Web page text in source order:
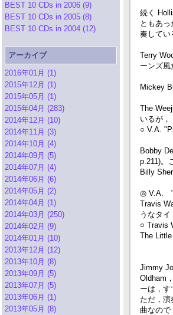
BEST 10 CDs in 2006 (9)
BEST 10 CDs in 2005 (8)
BEST 10 CDs in 2004 (12)
アーカイブ
2016年01月 (1)
2015年12月 (1)
2015年05月 (1)
2015年04月 (283)
2014年12月 (10)
2014年11月 (3)
2014年10月 (4)
2014年09月 (5)
2014年07月 (4)
2014年06月 (6)
2014年05月 (2)
2014年04月 (1)
2014年03月 (250)
2014年02月 (9)
2014年01月 (10)
2013年12月 (12)
2013年10月 (8)
2013年09月 (5)
2013年07月 (5)
2013年06月 (1)
2013年05月 (8)
続く
ともあ
奏してい
Terry
ーンズ風
Mickey
The
いるが，
○ V.A.
Bobby
p.211)。
Billy
◎ V.A.
Travis
うなタイ
○ Travis
The
Jimmy
Oldham
ーは，す
ただ，
曲なの